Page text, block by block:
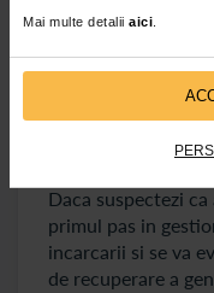
Mai multe detalii aici
alegerea
importanta sau
Ce se
declansarea
Daca suspectezi
primul pas in
incarcarii si se va
de recuperare a